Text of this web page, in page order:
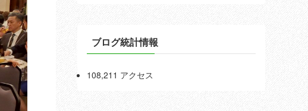
ブログ統計情報
108,211 アクセス